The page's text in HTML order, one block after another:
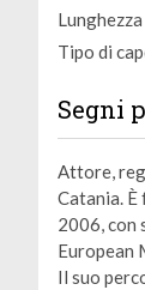
Tipo di
Segni
Attore,
Catania.
2006, con
European
Il suo